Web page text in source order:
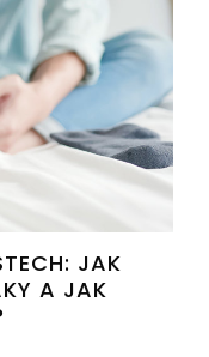
JAK
A JAK